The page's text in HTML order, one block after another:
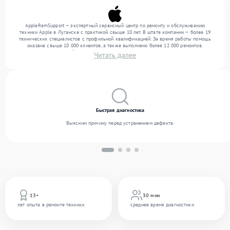
AppleRemSupport — экспертный сервисный центр по ремонту и обслуживанию
техники Apple в Луганске с практикой свыше 10 лет. В штате компании — более 19
технических специалистов с профильной квалификацией. За время работы помощь
оказана свыше 10 000 клиентов, а также выполнено более 12 000 ремонтов.
Ежемесячно в сервисный центр поступает свыше 300 единиц техники, включая , , . Мы
работаем с широким спектром неисправностей и обеспечиваем надежный результат
Читать далее
13+
лет опыта в ремонте техники
30 мин
среднее время диагностики
Быстрая диагностика
Выясним причину перед устранением дефекта.